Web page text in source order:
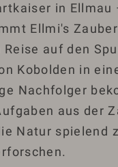
in
Ellmi's
auf den
Kobolden in
Nachfolger
aus der
Natur spielend